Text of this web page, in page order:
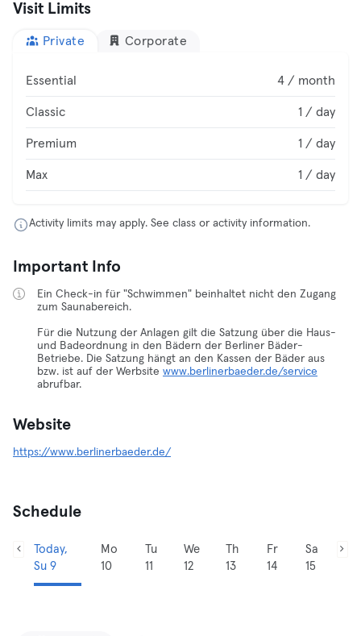
Visit Limits
Private Corporate
Essential 4 / month
Classic 1 / day
Premium 1 / day
Max 1 / day
Activity limits may apply. See class or activity information.
Important Info
Ein Check-in für "Schwimmen" beinhaltet nicht den Zugang
zum Saunabereich.
Für die Nutzung der Anlagen gilt die Satzung über die Haus-
und Badeordnung in den Bädern der Berliner Bäder-
Betriebe. Die Satzung hängt an den Kassen der Bäder aus
bzw. ist auf der Werbsite www.berlinerbaeder.de/service
abrufbar.
Website
https://www.berlinerbaeder.de/
Schedule
Today,
Su 9
Mo
10
Tu
11
We
12
Th
13
Fr
14
Sa
15